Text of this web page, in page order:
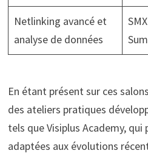
Netlinking avancé et
analyse de données
En étant présent sur ces
des ateliers pratiques
tels que Visiplus Academy,
adaptées aux évolutions